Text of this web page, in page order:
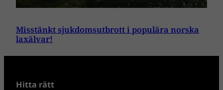
Misstänkt sjukdomsutbrott i populära norska
laxälvar!
Hitta rätt